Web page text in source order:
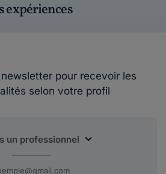
expériences
pour recevoir les
selon votre profil